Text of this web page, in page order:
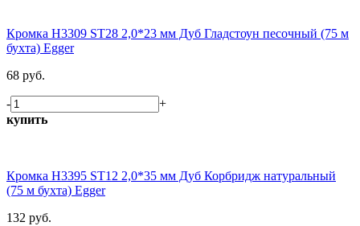
Кромка H3309 ST28 2,0*23 мм Дуб Гладстоун песочный (75 м
бухта) Egger
68 руб.
-
+
купить
Кромка H3395 ST12 2,0*35 мм Дуб Корбридж натуральный
(75 м бухта) Egger
132 руб.